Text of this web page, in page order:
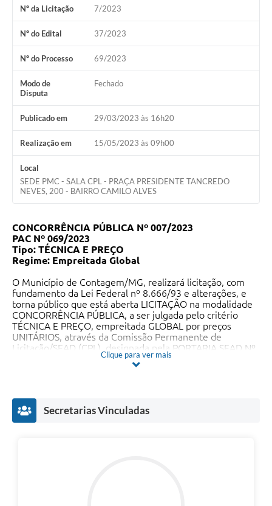
Nº da Licitação 7/2023
Nº do Edital 37/2023
Nº do Processo 69/2023
Modo de
Disputa
Fechado
Publicado em 29/03/2023 às 16h20
Realização em 15/05/2023 às 09h00
Local
SEDE PMC - SALA CPL - PRAÇA PRESIDENTE TANCREDO
NEVES, 200 - BAIRRO CAMILO ALVES
CONCORRÊNCIA PÚBLICA Nº 007/2023
PAC Nº 069/2023
Tipo: TÉCNICA E PREÇO
Regime: Empreitada Global
O Município de Contagem/MG, realizará licitação, com
fundamento da Lei Federal nº 8.666/93 e alterações, e
torna público que está aberta LICITAÇÃO na modalidade
CONCORRÊNCIA PÚBLICA, a ser julgada pelo critério
TÉCNICA E PREÇO, empreitada GLOBAL por preços
UNITÁRIOS, através da Comissão Permanente de
Licitação/SEAD (CPL), designada pela PORTARIA SEAD Nº
004 de 29/08/2022, para selecionar a proposta mais
vantajosa para a presente contratação, conforme o que a
Local:
Comissão Permanente de Licitação
Praça Presidente Tancredo Neves número 200, Bairro
Clique para ver mais
Secretarias Vinculadas